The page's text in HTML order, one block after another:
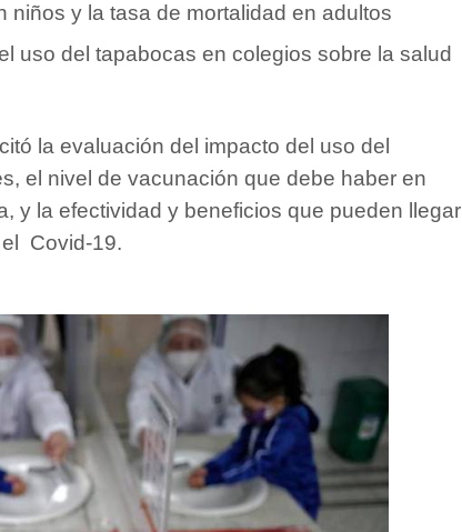
niños y la tasa de mortalidad en adultos
uso del tapabocas en colegios sobre la salud
la evaluación del impacto del uso del
el nivel de vacunación que debe haber en
y la efectividad y beneficios que pueden llegar
Covid-19.